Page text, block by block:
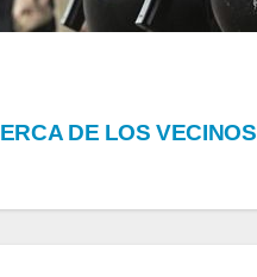
DE LOS VECINOS